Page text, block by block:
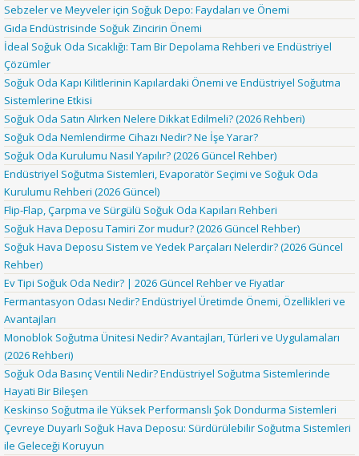
Sebzeler ve Meyveler için Soğuk Depo: Faydaları ve Önemi
Gıda Endüstrisinde Soğuk Zincirin Önemi
İdeal Soğuk Oda Sıcaklığı: Tam Bir Depolama Rehberi ve Endüstriyel
Çözümler
Soğuk Oda Kapı Kilitlerinin Kapılardaki Önemi ve Endüstriyel Soğutma
Sistemlerine Etkisi
Soğuk Oda Satın Alırken Nelere Dikkat Edilmeli? (2026 Rehberi)
Soğuk Oda Nemlendirme Cihazı Nedir? Ne İşe Yarar?
Soğuk Oda Kurulumu Nasıl Yapılır? (2026 Güncel Rehber)
Endüstriyel Soğutma Sistemleri, Evaporatör Seçimi ve Soğuk Oda
Kurulumu Rehberi (2026 Güncel)
Flip-Flap, Çarpma ve Sürgülü Soğuk Oda Kapıları Rehberi
Soğuk Hava Deposu Tamiri Zor mudur? (2026 Güncel Rehber)
Soğuk Hava Deposu Sistem ve Yedek Parçaları Nelerdir? (2026 Güncel
Rehber)
Ev Tipi Soğuk Oda Nedir? | 2026 Güncel Rehber ve Fiyatlar
Fermantasyon Odası Nedir? Endüstriyel Üretimde Önemi, Özellikleri ve
Avantajları
Monoblok Soğutma Ünitesi Nedir? Avantajları, Türleri ve Uygulamaları
(2026 Rehberi)
Soğuk Oda Basınç Ventili Nedir? Endüstriyel Soğutma Sistemlerinde
Hayati Bir Bileşen
Keskinso Soğutma ile Yüksek Performanslı Şok Dondurma Sistemleri
Çevreye Duyarlı Soğuk Hava Deposu: Sürdürülebilir Soğutma Sistemleri
ile Geleceği Koruyun